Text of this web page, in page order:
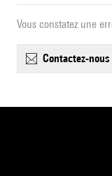
Vous constatez une
contactez-nous